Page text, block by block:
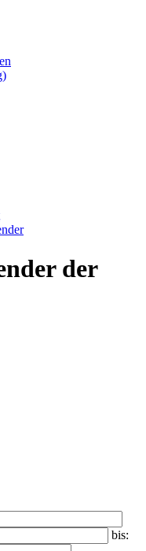
der
bis: